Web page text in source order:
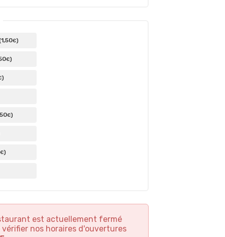
1,50€)
€)
)
€)
€)
est actuellement fermé
vérifier nos horaires d'ouvertures